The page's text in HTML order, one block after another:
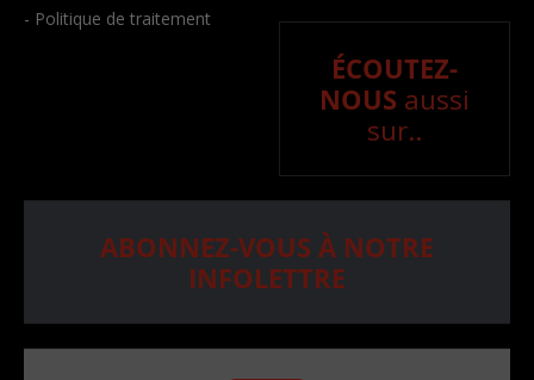
- Politique de traitement
ÉCOUTEZ-
NOUS aussi
sur..
ABONNEZ-VOUS À NOTRE
INFOLETTRE